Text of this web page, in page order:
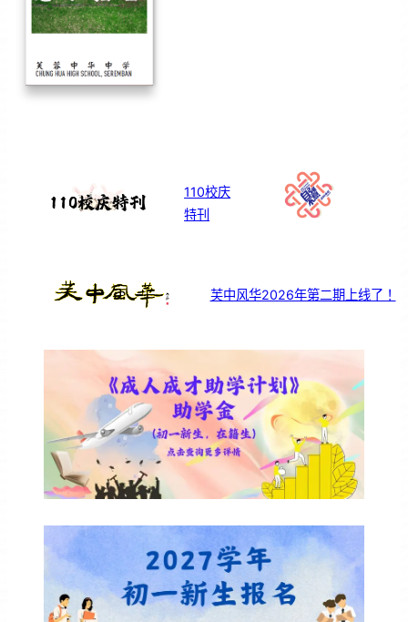
110校庆
特刊
芙中风华2026年第二期上线了！